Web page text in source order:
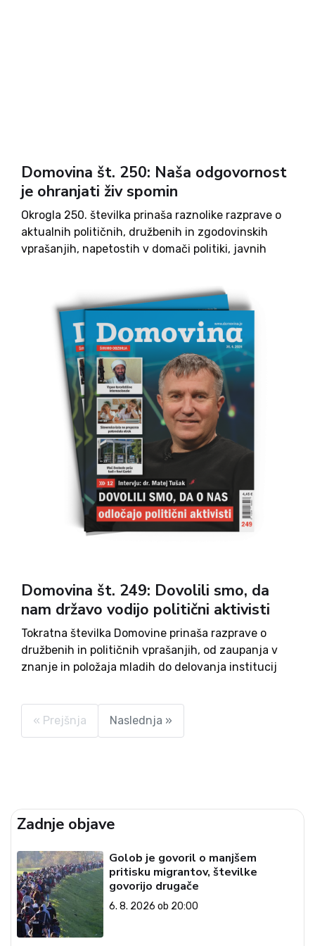
Domovina št. 250: Naša odgovornost
je ohranjati živ spomin
Okrogla 250. številka prinaša raznolike razprave o
aktualnih političnih, družbenih in zgodovinskih
vprašanjih, napetostih v domači politiki, javnih
razumevanju odgovornosti v sodobni družbi.
Domovina št. 249: Dovolili smo, da
nam državo vodijo politični aktivisti
Tokratna številka Domovine prinaša razprave o
družbenih in političnih vprašanjih, od zaupanja v
znanje in položaja mladih do delovanja institucij
razvedrila, kulture, zgodovine in vzgoje.
« Prejšnja
Naslednja »
Zadnje objave
Golob je govoril o manjšem
pritisku migrantov, številke
govorijo drugače
6. 8. 2026 ob 20:00